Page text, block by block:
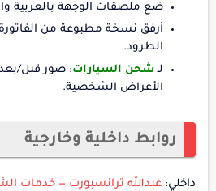
ضع ملصقات الوجهة بالعربية
أرفق نسخة مطبوعة من الفاتورة
الطرود.
لـ شحن السيارات: صور قبل/
الأغراض الشخصية.
روابط داخلية وخارجية
داخلي: عبدالله ترانسبورت — خدمات